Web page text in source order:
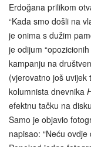
Erdoğana prilikom
“Kada smo došli na
je onima s dužim
je odijum
kampanju na
(vjerovatno još
kolumnista dnevnika
efektnu tačku na
Samo je objavio
napisao: “Neću